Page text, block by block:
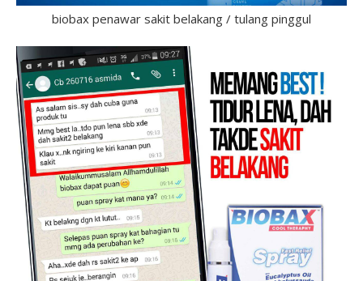
biobax penawar sakit belakang / tulang pinggul